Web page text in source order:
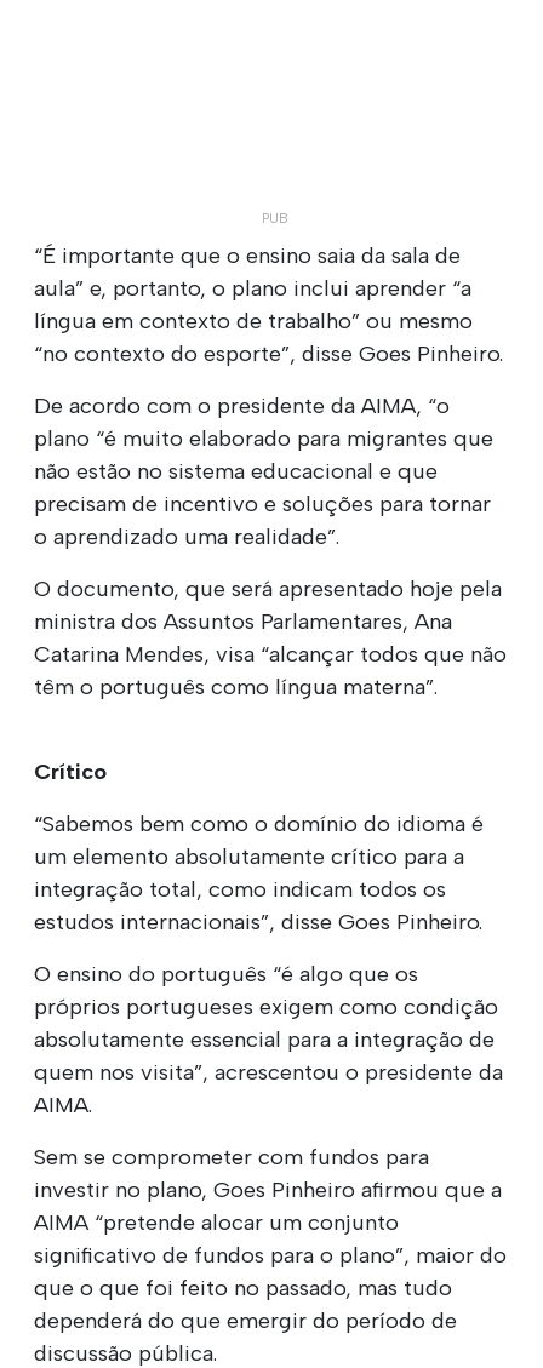
“É importante que o ensino saia da sala de
aula” e, portanto, o plano inclui aprender “a
língua em contexto de trabalho” ou mesmo
“no contexto do esporte”, disse Goes Pinheiro.
De acordo com o presidente da AIMA, “o
plano “é muito elaborado para migrantes que
não estão no sistema educacional e que
precisam de incentivo e soluções para tornar
o aprendizado uma realidade”.
O documento, que será apresentado hoje pela
ministra dos Assuntos Parlamentares, Ana
Catarina Mendes, visa “alcançar todos que não
têm o português como língua materna”.
Crítico
“Sabemos bem como o domínio do idioma é
um elemento absolutamente crítico para a
integração total, como indicam todos os
estudos internacionais”, disse Goes Pinheiro.
O ensino do português “é algo que os
próprios portugueses exigem como condição
absolutamente essencial para a integração de
quem nos visita”, acrescentou o presidente da
AIMA.
Sem se comprometer com fundos para
investir no plano, Goes Pinheiro afirmou que a
AIMA “pretende alocar um conjunto
significativo de fundos para o plano”, maior do
que o que foi feito no passado, mas tudo
dependerá do que emergir do período de
discussão pública.